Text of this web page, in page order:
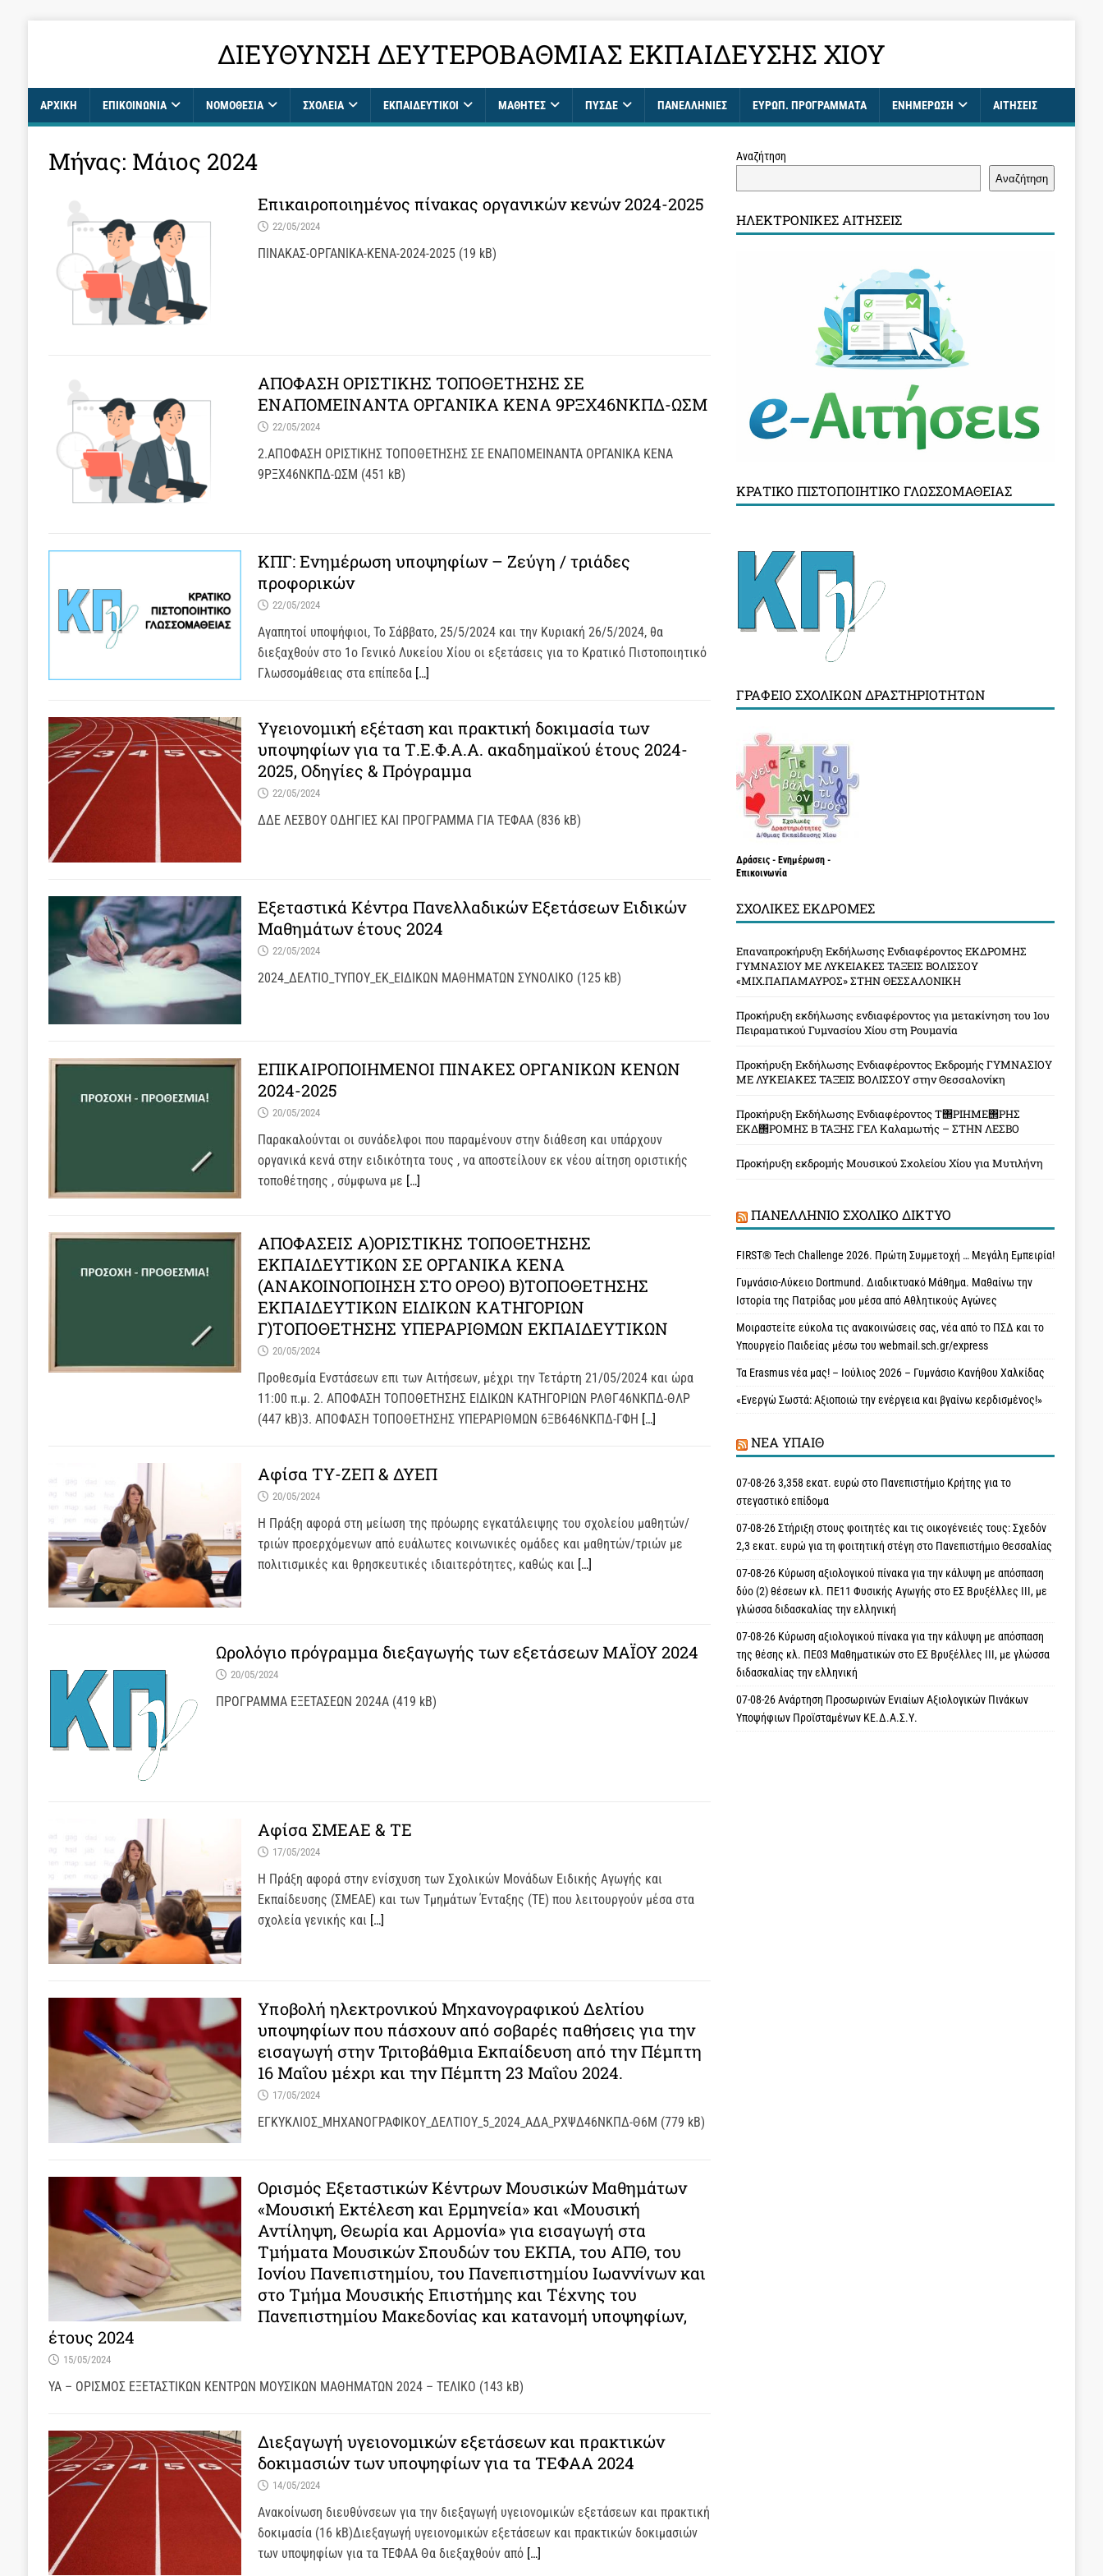
ΔΙΕΎΘΥΝΣΗ ΔΕΥΤΕΡΟΒΆΘΜΙΑΣ ΕΚΠΑΊΔΕΥΣΗΣ ΧΊΟΥ
ΑΡΧΙΚΉ ΕΠΙΚΟΙΝΩΝΊΑ ΝΟΜΟΘΕΣΙΑ ΣΧΟΛΕΊΑ ΕΚΠΑΙΔΕΥΤΙΚΟΊ ΜΑΘΗΤΈΣ ΠΥΣΔΕ ΠΑΝΕΛΛΉΝΙΕΣ ΕΥΡΩΠ. ΠΡΟΓΡΑΜΜΑΤΑ ΕΝΗΜΈΡΩΣΗ ΑΙΤΉΣΕΙΣ
Μήνας: Μάιος 2024
Επικαιροποιημένος πίνακας οργανικών κενών 2024-2025
22/05/2024
ΠΙΝΑΚΑΣ-ΟΡΓΑΝΙΚΑ-ΚΕΝΑ-2024-2025 (19 kB)
ΑΠΟΦΑΣΗ ΟΡΙΣΤΙΚΗΣ ΤΟΠΟΘΕΤΗΣΗΣ ΣΕ
ΕΝΑΠΟΜΕΙΝΑΝΤΑ ΟΡΓΑΝΙΚΑ ΚΕΝΑ 9ΡΞΧ46ΝΚΠΔ-ΩΣΜ
22/05/2024
2.ΑΠΟΦΑΣΗ ΟΡΙΣΤΙΚΗΣ ΤΟΠΟΘΕΤΗΣΗΣ ΣΕ ΕΝΑΠΟΜΕΙΝΑΝΤΑ ΟΡΓΑΝΙΚΑ ΚΕΝΑ
9ΡΞΧ46ΝΚΠΔ-ΩΣΜ (451 kB)
ΚΠΓ: Ενημέρωση υποψηφίων – Ζεύγη / τριάδες
προφορικών
22/05/2024
Αγαπητοί υποψήφιοι, Το Σάββατο, 25/5/2024 και την Κυριακή 26/5/2024, θα
διεξαχθούν στο 1ο Γενικό Λυκείου Χίου οι εξετάσεις για το Κρατικό Πιστοποιητικό
Γλωσσομάθειας στα επίπεδα […]
Υγειονομική εξέταση και πρακτική δοκιμασία των
υποψηφίων για τα Τ.Ε.Φ.Α.Α. ακαδημαϊκού έτους 2024-
2025, Οδηγίες & Πρόγραμμα
22/05/2024
ΔΔΕ ΛΕΣΒΟΥ ΟΔΗΓΙΕΣ ΚΑΙ ΠΡΟΓΡΑΜΜΑ ΓΙΑ ΤΕΦΑΑ (836 kB)
Εξεταστικά Κέντρα Πανελλαδικών Εξετάσεων Ειδικών
Μαθημάτων έτους 2024
22/05/2024
2024_ΔΕΛΤΙΟ_ΤΥΠΟΥ_ΕΚ_ΕΙΔΙΚΩΝ ΜΑΘΗΜΑΤΩΝ ΣΥΝΟΛΙΚΟ (125 kB)
ΕΠΙΚΑΙΡΟΠΟΙΗΜΕΝΟΙ ΠΙΝΑΚΕΣ ΟΡΓΑΝΙΚΩΝ ΚΕΝΩΝ
2024-2025
20/05/2024
Παρακαλούνται οι συνάδελφοι που παραμένουν στην διάθεση και υπάρχουν
οργανικά κενά στην ειδικότητα τους , να αποστείλουν εκ νέου αίτηση οριστικής
τοποθέτησης , σύμφωνα με […]
ΑΠΟΦΑΣΕΙΣ Α)ΟΡΙΣΤΙΚΗΣ ΤΟΠΟΘΕΤΗΣΗΣ
ΕΚΠΑΙΔΕΥΤΙΚΩΝ ΣΕ ΟΡΓΑΝΙΚΑ ΚΕΝΑ
(ΑΝΑΚΟΙΝΟΠΟΙΗΣΗ ΣΤΟ ΟΡΘΟ) Β)ΤΟΠΟΘΕΤΗΣΗΣ
ΕΚΠΑΙΔΕΥΤΙΚΩΝ ΕΙΔΙΚΩΝ ΚΑΤΗΓΟΡΙΩΝ
Γ)ΤΟΠΟΘΕΤΗΣΗΣ ΥΠΕΡΑΡΙΘΜΩΝ ΕΚΠΑΙΔΕΥΤΙΚΩΝ
20/05/2024
Προθεσμία Ενστάσεων επι των Αιτήσεων, μέχρι την Τετάρτη 21/05/2024 και ώρα
11:00 π.μ. 2. ΑΠΟΦΑΣΗ ΤΟΠΟΘΕΤΗΣΗΣ ΕΙΔΙΚΩΝ ΚΑΤΗΓΟΡΙΩΝ ΡΛΘΓ46ΝΚΠΔ-ΘΛΡ
(447 kB)3. ΑΠΟΦΑΣΗ ΤΟΠΟΘΕΤΗΣΗΣ ΥΠΕΡΑΡΙΘΜΩΝ 6ΞΒ646ΝΚΠΔ-ΓΦΗ […]
Αφίσα ΤΥ-ΖΕΠ & ΔΥΕΠ
20/05/2024
Η Πράξη αφορά στη μείωση της πρόωρης εγκατάλειψης του σχολείου μαθητών/
τριών προερχόμενων από ευάλωτες κοινωνικές ομάδες και μαθητών/τριών με
πολιτισμικές και θρησκευτικές ιδιαιτερότητες, καθώς και […]
Ωρολόγιο πρόγραμμα διεξαγωγής των εξετάσεων MAΪΟΥ 2024
20/05/2024
ΠΡΟΓΡΑΜΜΑ ΕΞΕΤΑΣΕΩΝ 2024Α (419 kB)
Αφίσα ΣΜΕΑΕ & ΤΕ
17/05/2024
Η Πράξη αφορά στην ενίσχυση των Σχολικών Μονάδων Ειδικής Αγωγής και
Εκπαίδευσης (ΣΜΕΑΕ) και των Τμημάτων Ένταξης (ΤΕ) που λειτουργούν μέσα στα
σχολεία γενικής και […]
Υποβολή ηλεκτρονικού Μηχανογραφικού Δελτίου
υποψηφίων που πάσχουν από σοβαρές παθήσεις για την
εισαγωγή στην Τριτοβάθμια Εκπαίδευση από την Πέμπτη
16 Μαΐου μέχρι και την Πέμπτη 23 Μαΐου 2024.
17/05/2024
ΕΓΚΥΚΛΙΟΣ_ΜΗΧΑΝΟΓΡΑΦΙΚΟΥ_ΔΕΛΤΙΟΥ_5_2024_ΑΔΑ_ΡΧΨΔ46ΝΚΠΔ-Θ6Μ (779 kB)
Ορισμός Εξεταστικών Κέντρων Μουσικών Μαθημάτων
«Μουσική Εκτέλεση και Ερμηνεία» και «Μουσική
Αντίληψη, Θεωρία και Αρμονία» για εισαγωγή στα
Τμήματα Μουσικών Σπουδών του ΕΚΠΑ, του ΑΠΘ, του
Ιονίου Πανεπιστηµίου, του Πανεπιστηµίου Ιωαννίνων και
στο Τμήμα Μουσικής Επιστήµης και Τέχνης του
Πανεπιστηµίου Μακεδονίας και κατανομή υποψηφίων,
έτους 2024
15/05/2024
ΥΑ – ΟΡΙΣΜΟΣ ΕΞΕΤΑΣΤΙΚΩΝ ΚΕΝΤΡΩΝ ΜΟΥΣΙΚΩΝ ΜΑΘΗΜΑΤΩΝ 2024 – ΤΕΛΙΚΟ (143 kB)
Διεξαγωγή υγειονομικών εξετάσεων και πρακτικών
δοκιμασιών των υποψηφίων για τα ΤΕΦΑΑ 2024
14/05/2024
Ανακοίνωση διευθύνσεων για την διεξαγωγή υγειονομικών εξετάσεων και πρακτική
δοκιμασία (16 kB)Διεξαγωγή υγειονομικών εξετάσεων και πρακτικών δοκιμασιών
των υποψηφίων για τα ΤΕΦΑΑ Θα διεξαχθούν από […]
Αναζήτηση
Αναζήτηση
ΗΛΕΚΤΡΟΝΙΚΈΣ ΑΙΤΉΣΕΙΣ
ΚΡΑΤΙΚΌ ΠΙΣΤΟΠΟΙΗΤΙΚΌ ΓΛΩΣΣΟΜΆΘΕΙΑΣ
ΓΡΑΦΕΊΟ ΣΧΟΛΙΚΏΝ ΔΡΑΣΤΗΡΙΟΤΉΤΩΝ
Δράσεις - Ενημέρωση -
Επικοινωνία
ΣΧΟΛΙΚΈΣ ΕΚΔΡΟΜΈΣ
Επαναπροκήρυξη Εκδήλωσης Ενδιαφέροντος ΕΚΔΡΟΜΗΣ
ΓΥΜΝΑΣΙΟΥ ΜΕ ΛΥΚΕΙΑΚΕΣ ΤΑΞΕΙΣ ΒΟΛΙΣΣΟΥ
«ΜΙΧ.ΠΑΠΑΜΑΥΡΟΣ» ΣΤΗΝ ΘΕΣΣΑΛΟΝΙΚΗ
Προκήρυξη εκδήλωσης ενδιαφέροντος για μετακίνηση του 1ου
Πειραματικού Γυμνασίου Χίου στη Ρουμανία
Προκήρυξη Εκδήλωσης Ενδιαφέροντος Εκδρομής ΓΥΜΝΑΣΙΟΥ
ΜΕ ΛΥΚΕΙΑΚΕΣ ΤΑΞΕΙΣ ΒΟΛΙΣΣΟΥ στην Θεσσαλονίκη
Προκήρυξη Εκδήλωσης Ενδιαφέροντος Τ΢ΡΙΗΜΕ΢ΡΗΣ
ΕΚΔ΢ΡΟΜΗΣ Β ΤΑΞΗΣ ΓΕΛ Καλαμωτής – ΣΤΗΝ ΛΕΣΒΟ
Προκήρυξη εκδρομής Μουσικού Σχολείου Χίου για Μυτιλήνη
ΠΑΝΕΛΛΉΝΙΟ ΣΧΟΛΙΚΌ ΔΊΚΤΥΟ
FIRST® Tech Challenge 2026. Πρώτη Συμμετοχή … Μεγάλη Εμπειρία!
Γυμνάσιο-Λύκειο Dortmund. Διαδικτυακό Μάθημα. Μαθαίνω την
Ιστορία της Πατρίδας μου μέσα από Αθλητικούς Αγώνες
Μοιραστείτε εύκολα τις ανακοινώσεις σας, νέα από το ΠΣΔ και το
Υπουργείο Παιδείας μέσω του webmail.sch.gr/express
Τα Erasmus νέα μας! – Ιούλιος 2026 – Γυμνάσιο Κανήθου Χαλκίδας
«Ενεργώ Σωστά: Αξιοποιώ την ενέργεια και βγαίνω κερδισμένος!»
ΝΈΑ ΥΠAΙΘ
07-08-26 3,358 εκατ. ευρώ στο Πανεπιστήμιο Κρήτης για το
στεγαστικό επίδομα
07-08-26 Στήριξη στους φοιτητές και τις οικογένειές τους: Σχεδόν
2,3 εκατ. ευρώ για τη φοιτητική στέγη στο Πανεπιστήμιο Θεσσαλίας
07-08-26 Κύρωση αξιολογικού πίνακα για την κάλυψη με απόσπαση
δύο (2) θέσεων κλ. ΠΕ11 Φυσικής Αγωγής στο ΕΣ Βρυξέλλες ΙΙΙ, με
γλώσσα διδασκαλίας την ελληνική
07-08-26 Κύρωση αξιολογικού πίνακα για την κάλυψη με απόσπαση
της θέσης κλ. ΠΕ03 Μαθηματικών στο ΕΣ Βρυξέλλες ΙΙΙ, με γλώσσα
διδασκαλίας την ελληνική
07-08-26 Ανάρτηση Προσωρινών Ενιαίων Αξιολογικών Πινάκων
Υποψήφιων Προϊσταμένων ΚΕ.Δ.Α.Σ.Υ.